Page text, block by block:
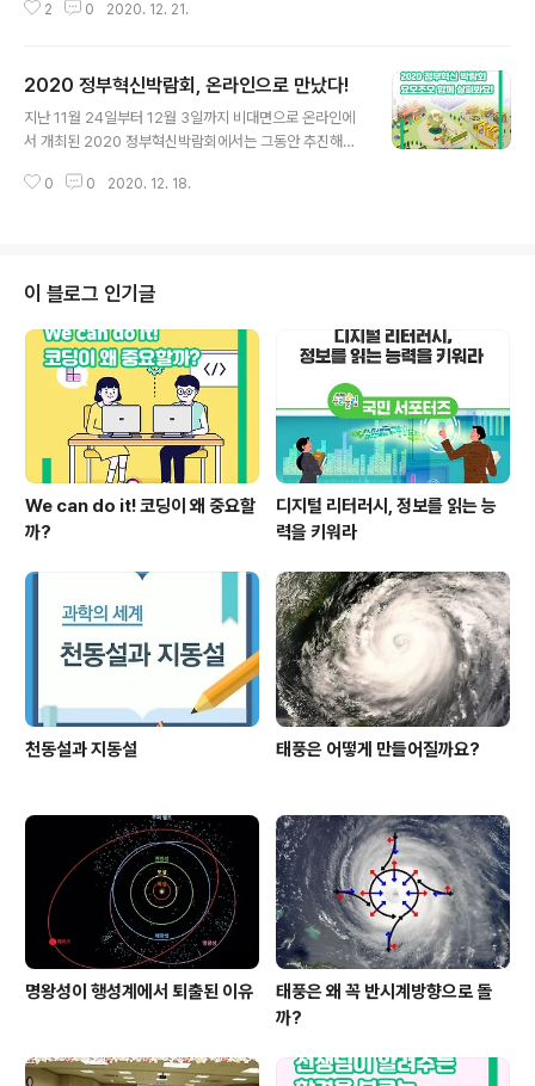
수 있는 교육방식에 대해 소개합니다. 바로 STEAM 교육
ence, Technology, Engineering, Arts & Mathem
atics’의 약칭으로 과학, 기술, 공학, 예술, 수학 교과 간의
통합적인 교육방식을 의미합니다. 한마디로 STEAM 교육
기술 기반의 융합적 소양과 실생활의 문제 해결력을 배양
2 0 2020. 12. 21.
2020 정부혁신박람회, 온라인으로 만났다!
지난 11월 24일부터 12월 3일까지 비대면으로 온라인에
서 개최된 2020 정부혁신박람회에서는 그동안 추진해온
것, 즐길 것, 나눔도 많았던 이번 2020 정부혁신박람회!
었습니다.
0 0 2020. 12. 18.
이 블로그 인기글
We can do it! 코딩이 왜 중요할
까?
디지털 리터러시, 정보를 읽는 능
력을 키워라
천동설과 지동설 태풍은 어떻게 만들어질까요?
명왕성이 행성계에서 퇴출된 이유
태풍은 왜 꼭 반시계방향으로 돌
까?